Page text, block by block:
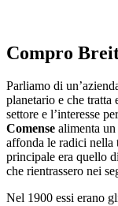
Compro
Parliamo di
planetario e che
settore e l’interesse
Comense alimenta
affonda le radici nella
principale era quello
che rientrassero nei
Nel 1900 essi erano